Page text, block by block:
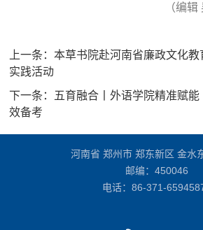
（编
上一条：本草书院赴河南省廉政文化
实践活动
下一条： 五育融合丨外语学院精准赋
效备考
河南省 郑州市 郑东新区 金水
邮编：450046
电话： 86-371-